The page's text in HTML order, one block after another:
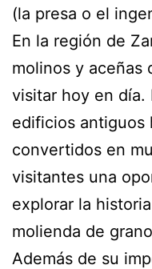
(la presa o el
En la región de
molinos y aceñas
visitar hoy en día.
edificios antiguos
convertidos en
visitantes una
explorar la
molienda de
Además de su